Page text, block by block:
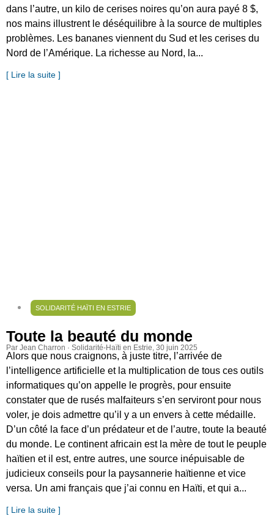
dans l’autre, un kilo de cerises noires qu’on aura payé 8 $,
nos mains illustrent le déséquilibre à la source de multiples
problèmes. Les bananes viennent du Sud et les cerises du
Nord de l’Amérique. La richesse au Nord, la...
[ Lire la suite ]
SOLIDARITÉ HAÏTI EN ESTRIE
Toute la beauté du monde
Par Jean Charron · Solidarité-Haïti en Estrie , 30 juin 2025
Alors que nous craignons, à juste titre, l’arrivée de
l’intelligence artificielle et la multiplication de tous ces outils
informatiques qu’on appelle le progrès, pour ensuite
constater que de rusés malfaiteurs s’en serviront pour nous
voler, je dois admettre qu’il y a un envers à cette médaille.
D’un côté la face d’un prédateur et de l’autre, toute la beauté
du monde. Le continent africain est la mère de tout le peuple
haïtien et il est, entre autres, une source inépuisable de
judicieux conseils pour la paysannerie haïtienne et vice
versa. Un ami français que j’ai connu en Haïti, et qui a...
[ Lire la suite ]